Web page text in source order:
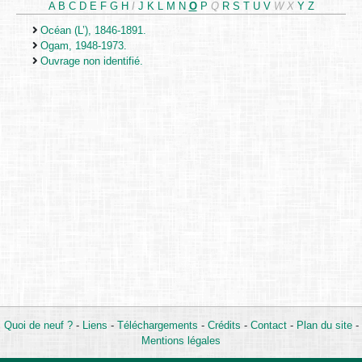
A B C D E F G H I J K M N O P Q R S T U V W X Y Z
Océan (L’), 1846-1891.
Ogam, 1948-1973.
Ouvrage non identifié.
Quoi de neuf ?- Liens - Téléchargements - Crédits - Contact- Plan du site-
Mentions légales